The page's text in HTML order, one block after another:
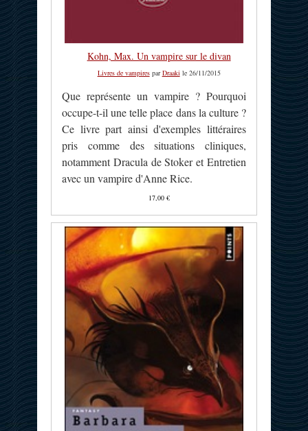
Kohn, Max. Un vampire sur le divan
Livres de vampiresparDraakile 26/11/2015
Que représente un vampire ? Pourquoi
occupe-t-il une telle place dans la culture ?
Ce livre part ainsi d'exemples littéraires
pris comme des situations cliniques,
notamment Dracula de Stoker et Entretien
avec un vampire d'Anne Rice.
17,00 €